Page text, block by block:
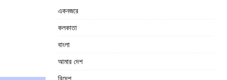
একনজরে
কলকাতা
বাংলা
আমার দেশ